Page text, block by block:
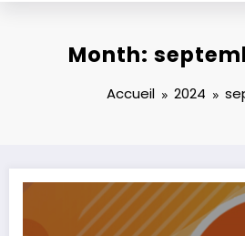
Month:
Accueil 2024
MINUTE EQUANS EDITION SPECIALE